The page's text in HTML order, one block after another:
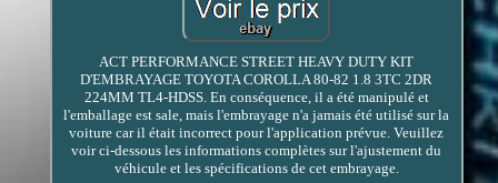
ACT PERFORMANCE STREET HEAVY DUTY KIT
D'EMBRAYAGE TOYOTA COROLLA 80-82 1.8 3TC 2DR
224MM TL4-HDSS. En conséquence, il a été manipulé et
l'emballage est sale, mais l'embrayage n'a jamais été utilisé sur la
voiture car il était incorrect pour l'application prévue. Veuillez
voir ci-dessous les informations complètes sur l'ajustement du
véhicule et les spécifications de cet embrayage.